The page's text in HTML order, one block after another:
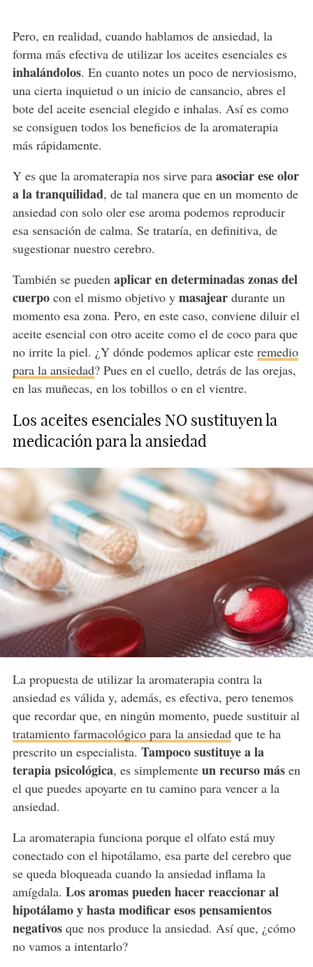
Pero, en realidad, cuando hablamos de ansiedad, la
forma más efectiva de utilizar los aceites esenciales es
inhalándolos. En cuanto notes un poco de nerviosismo,
una cierta inquietud o un inicio de cansancio, abres el
bote del aceite esencial elegido e inhalas. Así es como
se consiguen todos los beneficios de la aromaterapia
más rápidamente.
Y es que la aromaterapia nos sirve para asociar ese olor
a la tranquilidad, de tal manera que en un momento de
ansiedad con solo oler ese aroma podemos reproducir
esa sensación de calma. Se trataría, en definitiva, de
sugestionar nuestro cerebro.
También se pueden aplicar en determinadas zonas del
cuerpocon el mismo objetivo y masajeardurante un
momento esa zona. Pero, en este caso, conviene diluir el
aceite esencial con otro aceite como el de coco para que
no irrite la piel. ¿Y dónde podemos aplicar este remedio
para la ansiedad? Pues en el cuello, detrás de las orejas,
en las muñecas, en los tobillos o en el vientre.
Los aceites esenciales NO sustituyen la
medicación para la ansiedad
La propuesta de utilizar la aromaterapia contra la
ansiedad es válida y, además, es efectiva, pero tenemos
que recordar que, en ningún momento, puede sustituir al
tratamiento farmacológico para la ansiedadque te ha
prescrito un especialista. Tampoco sustituye a la
terapia psicológica, es simplemente un recurso másen
el que puedes apoyarte en tu camino para vencer a la
ansiedad.
La aromaterapia funciona porque el olfato está muy
conectado con el hipotálamo, esa parte del cerebro que
se queda bloqueada cuando la ansiedad inflama la
amígdala. Los aromas pueden hacer reaccionar al
hipotálamo y hasta modificar esos pensamientos
negativosque nos produce la ansiedad. Así que, ¿cómo
no vamos a intentarlo?